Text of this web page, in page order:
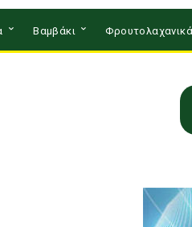
Βαμβάκι Φρουτολαχανικά